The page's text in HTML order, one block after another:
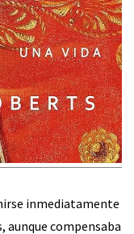
inmediatamente
aunque compensaba